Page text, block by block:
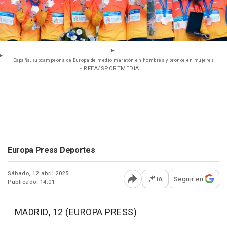
España, subcampeona de Europa de medio maratón en hombres y bronce en mujeres
- RFEA/SPORTMEDIA
Europa Press Deportes
Sábado, 12 abril 2025
Publicado: 14:01
Abrir opciones para
IA Seguir en
MADRID, 12 (EUROPA PRESS)